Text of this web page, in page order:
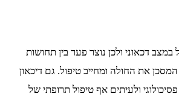
דכאוני ולכן נוצר פער בין תחושות
את החולה ומחייב טיפול. גם דיכאון
ולעיתים אף טיפול תרופתי של